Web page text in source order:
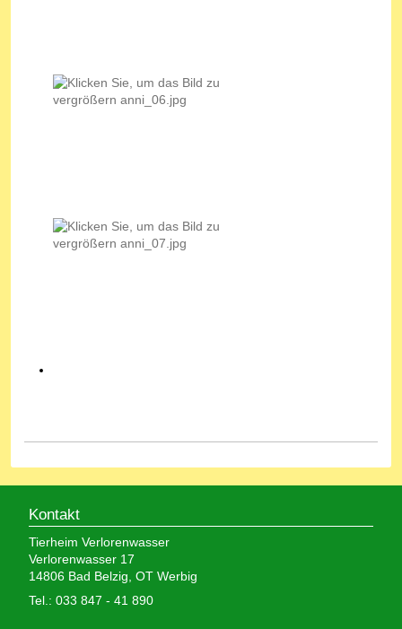
Kontakt
Tierheim Verlorenwasser
Verlorenwasser 17
14806 Bad Belzig, OT Werbig
Tel.: 033 847 - 41 890